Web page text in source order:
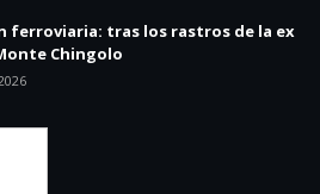
ferroviaria: tras los rastros de la ex
Chingolo